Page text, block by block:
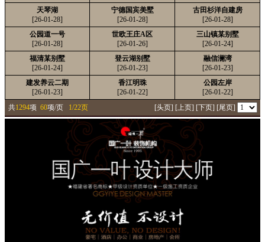
天琴湖
[26-01-28]
宁德国宾美墅
[26-01-28]
古田杉洋自建房
[26-01-28]
公园道一号
[26-01-28]
世欧王庄A区
[26-01-26]
三山镇某别墅
[26-01-24]
福清某别墅
[26-01-24]
登云湖别墅
[26-01-23]
融信澜湾
[26-01-23]
建发养云二期
[26-01-23]
香江明珠
[26-01-22]
公园左岸
[26-01-22]
共1294项 60项/页 1/22页 [头页] [上页] [下页] [尾页]